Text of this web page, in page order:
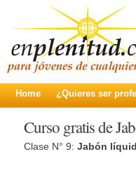
Home ¿Quieres ser
Curso gratis de
Clase N° 9: Jabón